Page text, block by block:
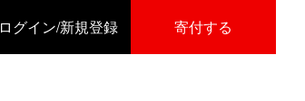
ログイン/新規登録 寄付する